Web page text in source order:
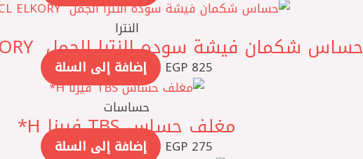
النترا
حساس شكمان فيشة سوده النترا الجمل ‏ CL ELKORY صيني
EGP 825
إضافة إلى السلة
حساسات
مغلف حساس TBS فيرنا ‏H*
EGP 275
إضافة إلى السلة